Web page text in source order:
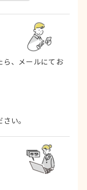
ら、メールにてお
い。